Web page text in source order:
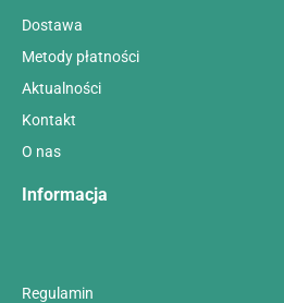
Dostawa
Metody płatności
Aktualności
Kontakt
O nas
Informacja
Regulamin